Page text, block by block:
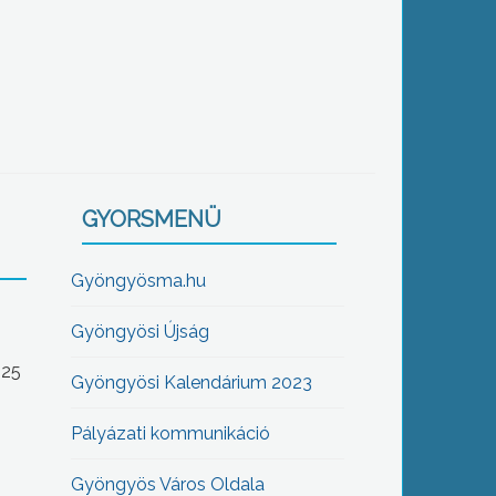
GYORSMENÜ
Gyöngyösma.hu
Gyöngyösi Újság
Gyöngyösi Kalendárium 2023
Pályázati kommunikáció
Gyöngyös Város Oldala